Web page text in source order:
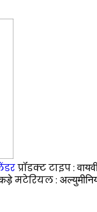
प्रॉडक्ट टाइप :
मटेरियल :